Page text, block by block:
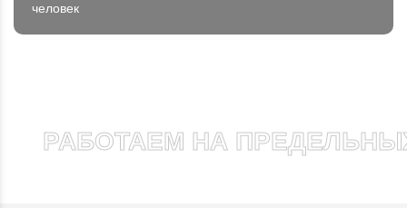
человек
РАБОТАЕМ НА